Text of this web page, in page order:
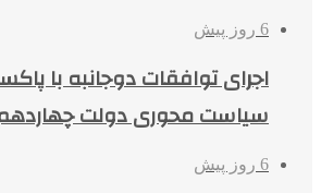
6 روز پیش
اجرای توافقات دوجانبه با
سیاست محوری دولت
6 روز پیش